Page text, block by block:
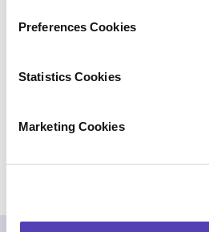
Preferences Cookies
Statistics Cookies
Marketing Cookies
イス・プレジデント プロ
ョン）